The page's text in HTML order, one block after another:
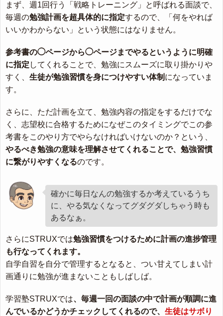
まず、週1回行う「戦略トレーニング」と呼ばれる面談で、
毎週の勉強計画を超具体的に指定するので、「何をやれば
いいかわからない」という状態にはなりません。
参考書の◯ページから◯ページまでやるというように明確
に指定 してくれることで、勉強にスムーズに取り掛かりや
すく、 生徒が勉強習慣を身につけやすい体制 になっていま
す。
さらに、ただ計画を立て、勉強内容の指定をするだけでな
く、志望校に合格するためになぜこのタイミングでこの参
考書をこのやり方でやらなければいけないのか？という、
やるべき勉強の意味を理解させてくれることで、勉強習慣
に繋がりやすくなるのです。
確かに毎日なんの勉強するか考えているうち
に、やる気なくなってグダグダしちゃう時も
あるなぁ。
さらにSTRUXでは勉強習慣をつけるために計画の進捗管理
も行なってくれます。
自学自習を自分で管理するとなると、つい甘えてしまい計
画通りに勉強が進まないこともしばしば。
学習塾STRUXでは、毎週一回の面談の中で計画が順調に進
んでいるかどうかチェックしてくれるので、 生徒はサボり